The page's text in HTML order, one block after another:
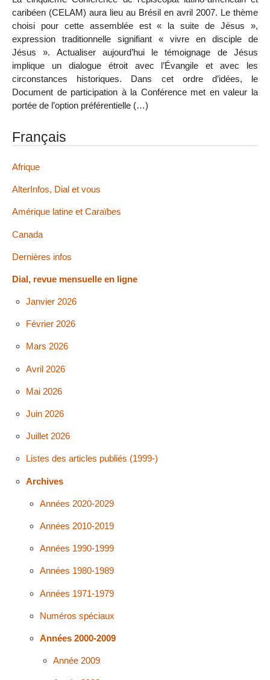
caribéen (CELAM) aura lieu au Brésil en avril 2007. Le thème
choisi pour cette assemblée est « la suite de Jésus »,
expression traditionnelle signifiant « vivre en disciple de
Jésus ». Actualiser aujourd’hui le témoignage de Jésus
implique un dialogue étroit avec l’Évangile et avec les
circonstances historiques. Dans cet ordre d’idées, le
Document de participation à la Conférence met en valeur la
portée de l’option préférentielle (…)
Français
Afrique
AlterInfos, Dial et vous
Amérique latine et Caraïbes
Canada
Dernières infos
Dial, revue mensuelle en ligne
Janvier 2026
Février 2026
Mars 2026
Avril 2026
Mai 2026
Juin 2026
Juillet 2026
Listes des articles publiés (1999-)
Archives
Années 2020-2029
Années 2010-2019
Années 1990-1999
Années 1980-1989
Années 1971-1979
Numéros spéciaux
Années 2000-2009
Année 2009